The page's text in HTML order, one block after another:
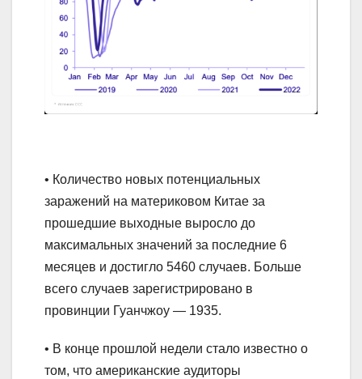
• Количество новых потенциальных
заражений на материковом Китае за
прошедшие выходные выросло до
максимальных значений за последние 6
месяцев и достигло 5460 случаев. Больше
всего случаев зарегистрировано в
провинции Гуанчжоу — 1935.
• В конце прошлой недели стало известно о
том, что американские аудиторы